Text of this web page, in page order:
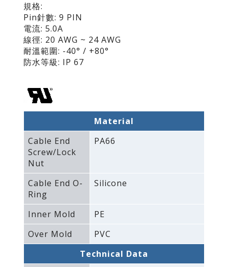
規格:
Pin針數: 9 PIN
電流: 5.0A
線徑: 20 AWG ~ 24 AWG
耐溫範圍: -40° / +80°
防水等級: IP 67
Material
Cable End
Screw/Lock
Nut
PA66
Cable End O-
Ring
Silicone
Inner Mold
PE
Over Mold
PVC
Technical Data